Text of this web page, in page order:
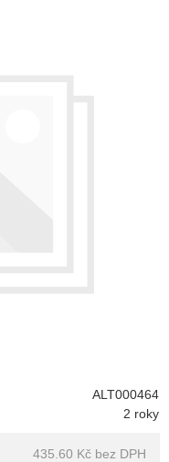
ALT000464
2 roky
435.60 Kč bez DPH